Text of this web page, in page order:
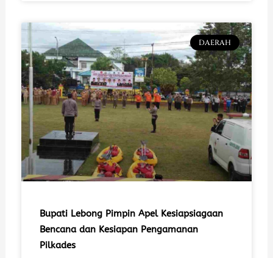
DAERAH
Bupati Lebong Pimpin Apel Kesiapsiagaan
Bencana dan Kesiapan Pengamanan
Pilkades